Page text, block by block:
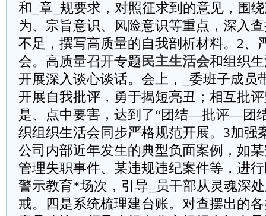
和_章_规要求，对照征求到的意见，围
为、宗旨意识、风险意识等重点，深入
不足，撰写高质量的自我剖析材料。2、
会。高质量召开专题民主生活会和组织
开展深入谈心谈话。会上，_委班子成员
开展自我批评，勇于揭短亮丑；相互批
是、点中要害，达到了“团结—批评—团
织组织生活会同步严格规范开展。3加强
公司内部近年发生的典型负面案例，如
管理失职事件、某违规违纪案件等，进
警示教育*场次，引导_员干部从灵魂深
戒。四是系统梳理建台账。对查摆出的